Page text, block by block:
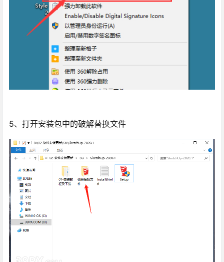
5、打开安装包中的破解替换文件